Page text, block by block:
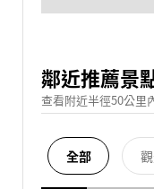
鄰近推薦景
查看附近半徑50公里
全部